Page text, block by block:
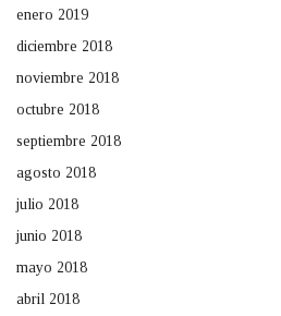
enero 2019
diciembre 2018
noviembre 2018
octubre 2018
septiembre 2018
agosto 2018
julio 2018
junio 2018
mayo 2018
abril 2018